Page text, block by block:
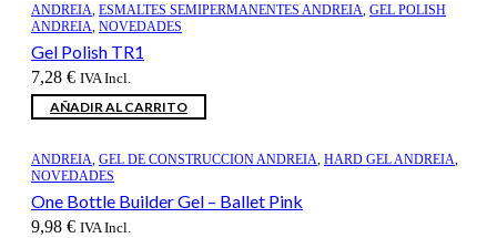
ANDREIA, ESMALTES SEMIPERMANENTES ANDREIA, GEL POLISH
ANDREIA, NOVEDADES
Gel Polish TR1
7,28 € IVA Incl.
AÑADIR AL CARRITO
ANDREIA, GEL DE CONSTRUCCION ANDREIA, HARD GEL ANDREIA,
NOVEDADES
One Bottle Builder Gel – Ballet Pink
9,98 € IVA Incl.